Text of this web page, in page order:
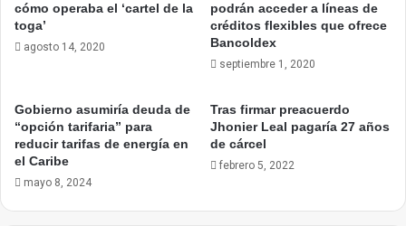
cómo operaba el ‘cartel de la
toga’
agosto 14, 2020
podrán acceder a líneas de
créditos flexibles que ofrece
Bancoldex
septiembre 1, 2020
Gobierno asumiría deuda de
“opción tarifaria” para
reducir tarifas de energía en
el Caribe
mayo 8, 2024
Tras firmar preacuerdo
Jhonier Leal pagaría 27 años
de cárcel
febrero 5, 2022